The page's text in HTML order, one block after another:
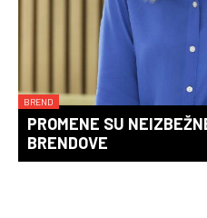
BREND
PROMENE SU
BRENDOVE